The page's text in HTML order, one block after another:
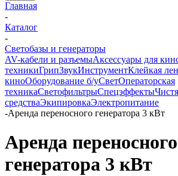
Главная
-
Каталог
-
Светобазы и генераторы
AV-кабели и разъемыАксессуары для
техникиГрипЗвукИнструментКлейкая
киноОборудование б/уСветОператорская
техникаСветофильтрыСпецэффекты
средстваЭкипировкаЭлектропитание
-Аренда переносного генератора 3 кВт
Аренда переносного
генератора 3 кВт